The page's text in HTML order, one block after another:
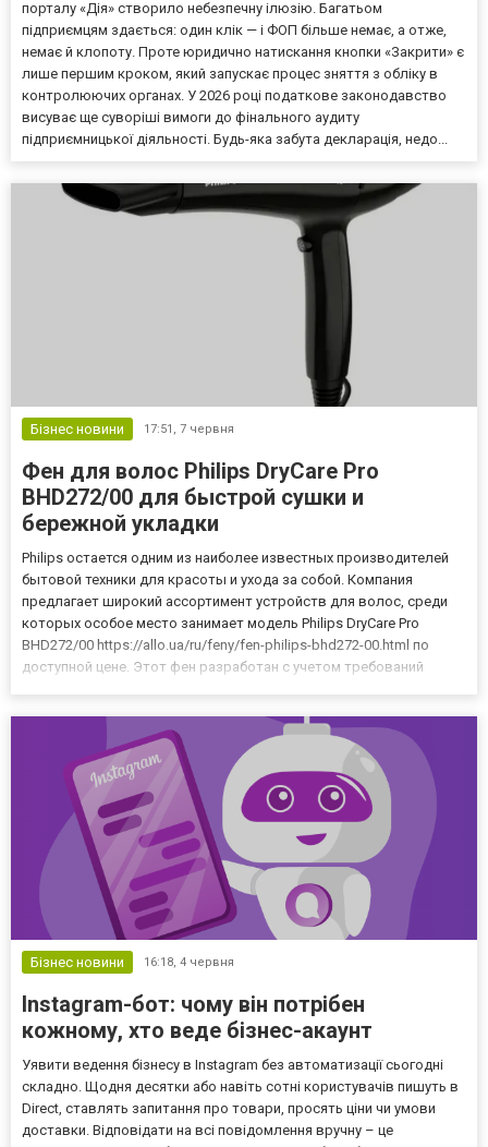
порталу «Дія» створило небезпечну ілюзію. Багатьом
підприємцям здається: один клік — і ФОП більше немає, а отже,
немає й клопоту. Проте юридично натискання кнопки «Закрити» є
лише першим кроком, який запускає процес зняття з обліку в
контролюючих органах. У 2026 році податкове законодавство
висуває ще суворіші вимоги до фінального аудиту
підприємницької діяльності. Будь-яка забута декларація, недо...
Бізнес новини 17:51, 7 червня
Фен для волос Philips DryCare Pro
BHD272/00 для быстрой сушки и
бережной укладки
Philips остается одним из наиболее известных производителей
бытовой техники для красоты и ухода за собой. Компания
предлагает широкий ассортимент устройств для волос, среди
которых особое место занимает модель Philips DryCare Pro
BHD272/00 https://allo.ua/ru/feny/fen-philips-bhd272-00.html по
доступной цене. Этот фен разработан с учетом требований
Бізнес новини 16:18, 4 червня
Instagram-бот: чому він потрібен
кожному, хто веде бізнес-акаунт
Уявити ведення бізнесу в Instagram без автоматизації сьогодні
складно. Щодня десятки або навіть сотні користувачів пишуть в
Direct, ставлять запитання про товари, просять ціни чи умови
доставки. Відповідати на всі повідомлення вручну – це